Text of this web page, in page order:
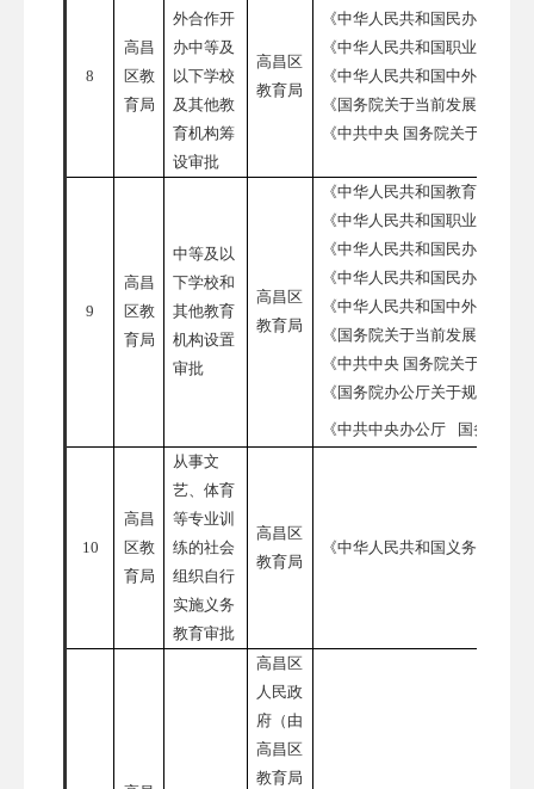
8
高昌
区教
育局
外合作开
办中等及
以下学校
及其他教
育机构筹
设审批
高昌区
教育局
《中华人民共和国民办教育促
《中华人民共和国职业教育法
《中华人民共和国中外合作办
《国务院关于当前发展学前教
《中共中央 国务院关于学前
9
高昌
区教
育局
中等及以
下学校和
其他教育
机构设置
审批
高昌区
教育局
《中华人民共和国教育法》
《中华人民共和国职业教育法
《中华人民共和国民办教育促
《中华人民共和国民办教育促
《中华人民共和国中外合作办
《国务院关于当前发展学前教
《中共中央 国务院关于学前
《国务院办公厅关于规范校
《中共中央办公厅 国务院办
10
高昌
区教
育局
从事文
艺、体育
等专业训
练的社会
组织自行
实施义务
教育审批
高昌区
教育局
《中华人民共和国义务教育法
高昌区
人民政
府（由
高昌区
教育局